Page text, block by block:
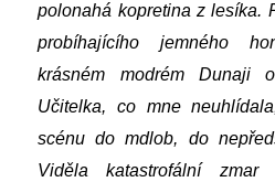
polonahá kopretina z lesíka.
probíhajícího jemného
krásném modrém Dunaji
Učitelka, co mne
scénu do mdlob, do
Viděla katastrofální zmar